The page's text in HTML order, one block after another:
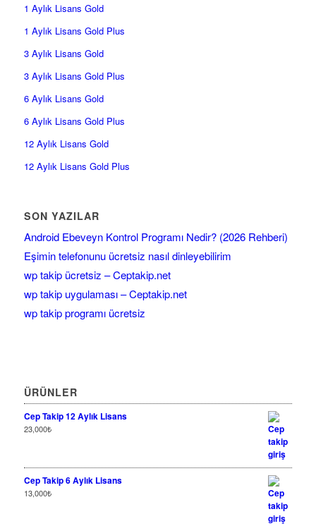
1 Aylık Lisans Gold
1 Aylık Lisans Gold Plus
3 Aylık Lisans Gold
3 Aylık Lisans Gold Plus
6 Aylık Lisans Gold
6 Aylık Lisans Gold Plus
12 Aylık Lisans Gold
12 Aylık Lisans Gold Plus
SON YAZILAR
Android Ebeveyn Kontrol Programı Nedir? (2026 Rehberi)
Eşimin telefonunu ücretsiz nasıl dinleyebilirim
wp takip ücretsiz – Ceptakip.net
wp takip uygulaması – Ceptakip.net
wp takip programı ücretsiz
ÜRÜNLER
Cep Takip 12 Aylık Lisans
23,000₺
Cep Takip 6 Aylık Lisans
13,000₺